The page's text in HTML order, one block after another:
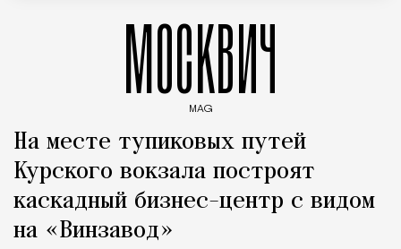
МОСКВИЧ
MAG
На месте тупиковых путей
Курского вокзала построят
каскадный бизнес-центр с видом
на «Винзавод»